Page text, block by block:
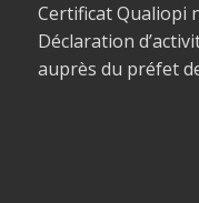
Certificat Qualiopi
Déclaration
auprès du préfet